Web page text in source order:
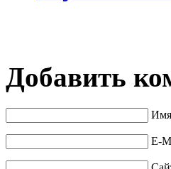
Добавить
Имя
E-